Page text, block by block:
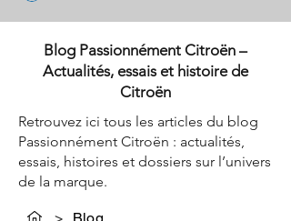
Blog Passionnément Citroën –
Actualités, essais et histoire de
Citroën
Retrouvez ici tous les articles du blog
Passionnément Citroën : actualités,
essais, histoires et dossiers sur l’univers
de la marque.
> Blog